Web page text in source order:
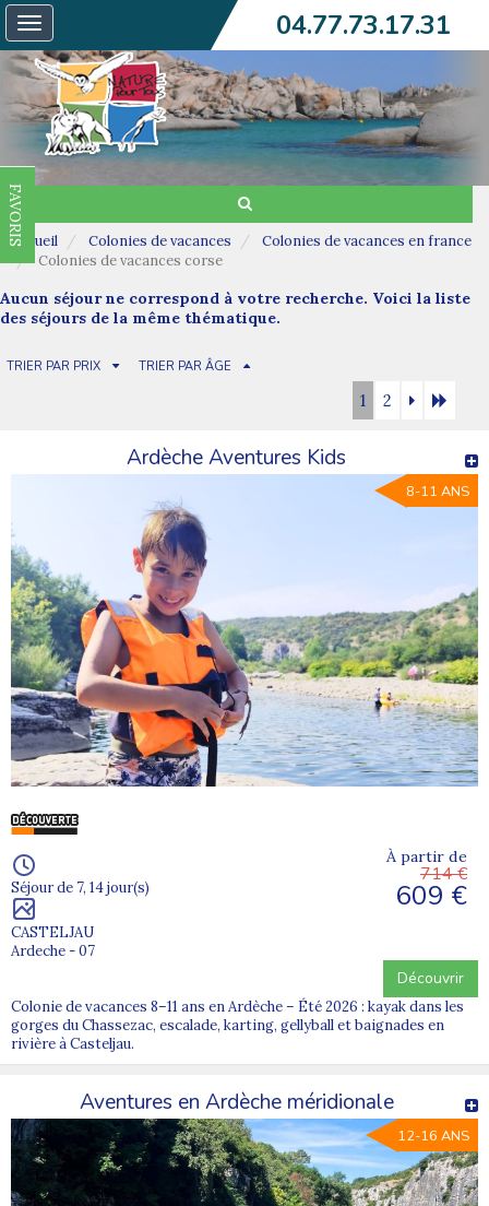
Toggle
navigation
04.77.73.17.31
FAVORIS
Accueil Colonies de vacances
Colonies de vacances en france
Colonies de vacances corse
Aucun séjour ne correspond à votre recherche. Voici la liste
des séjours de la même thématique.
TRIER PAR PRIX TRIER PAR ÂGE
1 2
Ardèche Aventures Kids
8-11 ANS
Séjour de 7, 14 jour(s)
CASTELJAU
Ardeche - 07
À partir de
714 €
609 €
Découvrir
Colonie de vacances 8–11 ans en Ardèche – Été 2026 : kayak dans les
gorges du Chassezac, escalade, karting, gellyball et baignades en
rivière à Casteljau.
Aventures en Ardèche méridionale
12-16 ANS